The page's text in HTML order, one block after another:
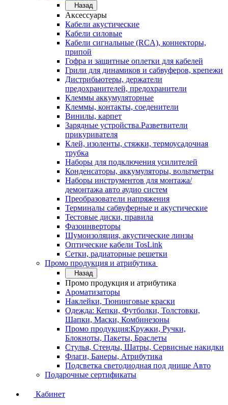
Назад
Аксессуары
Кабели акустические
Кабели силовые
Кабели сигнальные (RCA), коннекторы,
припой
Гофра и защитные оплетки для кабелей
Грили для динамиков и сабвуферов, крепежи
Дистрибьютеры, держатели
предохранителей, предохранители
Клеммы аккумуляторные
Клеммы, контакты, соеденители
Винилы, карпет
Зарядные устройства.Разветвители
прикуривателя
Клей, изоленты, стяжки, термоусадочная
трубка
Наборы для подключения усилителей
Конденсаторы, аккумуляторы, вольтметры
Наборы инструментов для монтажа/
демонтажа авто аудио систем
Преобразователи напряжения
Терминалы сабвуферные и акустические
Тестовые диски, правила
Фазоинверторы
Шумоизоляция, акустические линзы
Оптические кабели TosLink
Сетки, радиаторные решетки
Промо продукция и атрибутика
Назад
Промо продукция и атрибутика
Ароматизаторы
Наклейки, Тюнинговые краски
Одежда: Кепки, Футболки, Толстовки,
Шапки, Маски, Комбинезоны
Промо продукция:Кружки, Ручки,
Блокноты, Пакеты, Браслеты
Стулья, Стенды, Шатры, Сервисные накидки
Флаги, Банеры, Атрибутика
Подсветка светодиодная под днище Авто
Подарочные сертификаты
Кабинет